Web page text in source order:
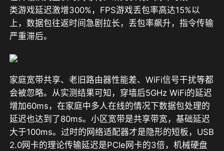
类游戏延迟激增300%，FPS游戏丢包率高达15%以
上，数据包往返时间急剧拉长，丢包率飙升，指令传输
严重滞后。
家庭宽带共享、老旧路由器性能差、WiFi信号干扰等都
会被忽略。从实测结果可知，穿墙后5GHz WiFi的延迟
增加60ms，在家庭中多人在线的情况下数据包处理的
延迟也达到了80ms。小区宽带是共享带宽，基础延迟
大于100ms。过时的网络适配器才是隐形的短板，USB
2.0网卡的理论传输延迟是PCIe网卡的3倍，机械硬盘